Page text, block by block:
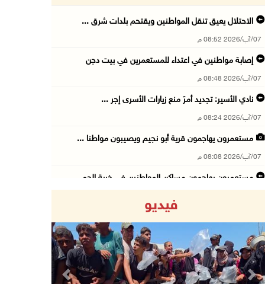
الاحتلال يعيق تنقل المواطنين ويقتحم بلدات شرق ...
07/آب/2026 08:52 م
إصابة مواطنين في اعتداء للمستعمرين في بيت دجن
07/آب/2026 08:48 م
نادي الأسير: تجديد أمرَ منع زيارات الأسرى إجر ...
07/آب/2026 08:24 م
مستعمرون يهاجمون قرية أبو نجيم ويصيبون مواطنا ...
07/آب/2026 08:08 م
مستعمرون يهاجمون مساكن المواطنين في خربة الحم ...
07/آب/2026 06:26 م
الرئاسة ترحب بإطلاق السعودية التحالف البحري ا ...
07/آب/2026 06:17 م
فيديو
Previous Next